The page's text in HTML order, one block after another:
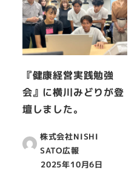
『健康経営実践勉強
会』に横川みどりが登
壇しました。
株式会社NISHI
SATO広報
2025年10月6日